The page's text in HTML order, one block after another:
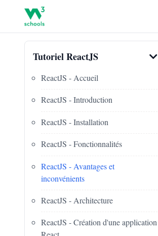
Tutoriel ReactJS
ReactJS - Accueil
ReactJS - Introduction
ReactJS - Installation
ReactJS - Fonctionnalités
ReactJS - Avantages et
inconvénients
ReactJS - Architecture
ReactJS - Création d'une application